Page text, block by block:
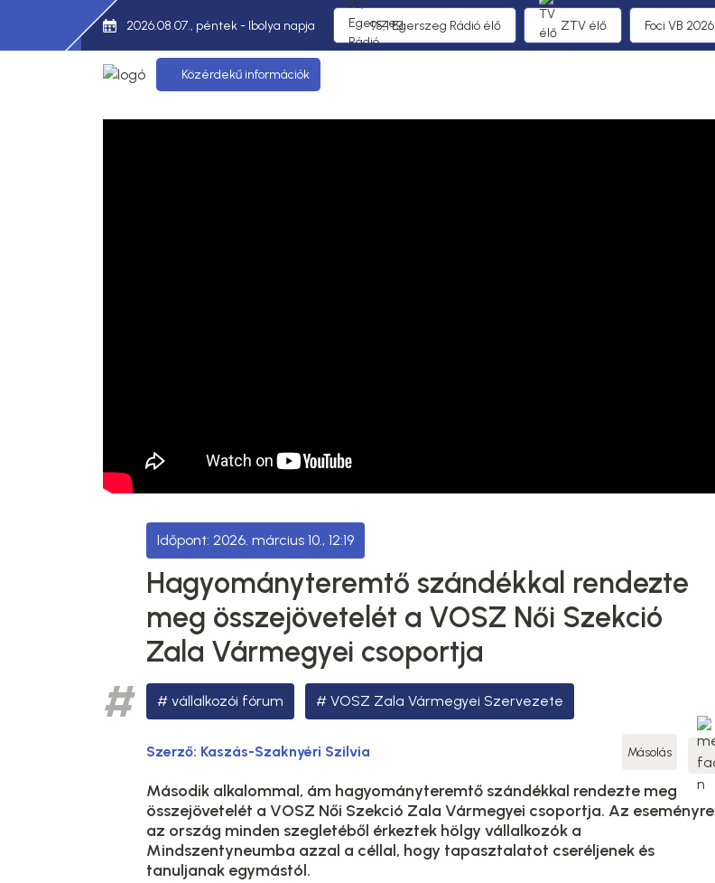
2026.08.07., péntek - Ibolya napja 95,1 Egerszeg Rádió élő ZTV élő Foci VB 2026
Közérdekű információk
2026. március 10., 12:19
Hagyományteremtő szándékkal rendezte
meg összejövetelét a VOSZ Női Szekció
Zala Vármegyei csoportja
vállalkozói fórum VOSZ Zala Vármegyei Szervezete
Szerző: Kaszás-Szaknyéri Szilvia Másolás
Második alkalommal, ám hagyományteremtő szándékkal rendezte meg
összejövetelét a VOSZ Női Szekció Zala Vármegyei csoportja. Az eseményre
az ország minden szegletéből érkeztek hölgy vállalkozók a
Mindszentyneumba azzal a céllal, hogy tapasztalatot cseréljenek és
tanuljanak egymástól.